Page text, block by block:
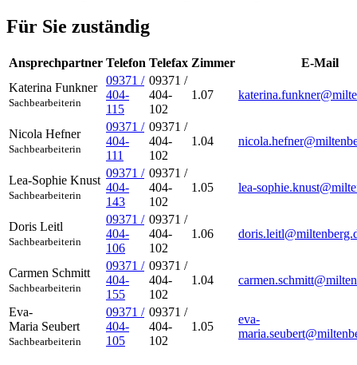
Für Sie zuständig
Ansprechpartner Telefon Telefax Zimmer
E-Mail
Katerina Funkner
Sachbearbeiterin
09371 /
404-
115
09371 /
404-
102
1.07
Nicola Hefner
Sachbearbeiterin
09371 /
404-
111
09371 /
404-
102
1.04
Lea-Sophie Knust
Sachbearbeiterin
09371 /
404-
143
09371 /
404-
102
1.05 lea-
Doris Leitl
Sachbearbeiterin
09371 /
404-
106
09371 /
404-
102
1.06
Carmen Schmitt
Sachbearbeiterin
09371 /
404-
155
09371 /
404-
102
1.04
Eva-
Maria Seubert
Sachbearbeiterin
09371 /
404-
105
09371 /
404-
102
1.05
eva-